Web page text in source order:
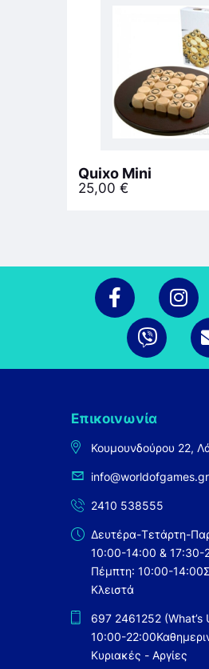
Quixo Mini
25,00 €
Επικοινωνία
Κουμουνδούρου 22,
info@worldofgames.gr
2410 538555
Δευτέρα-Τετάρτη-
10:00-14:00 & 17:30-
Πέμπτη: 10:00-14:00
Κλειστά
697 2461252 (What’s
10:00-22:00
Κυριακές - Αργίες